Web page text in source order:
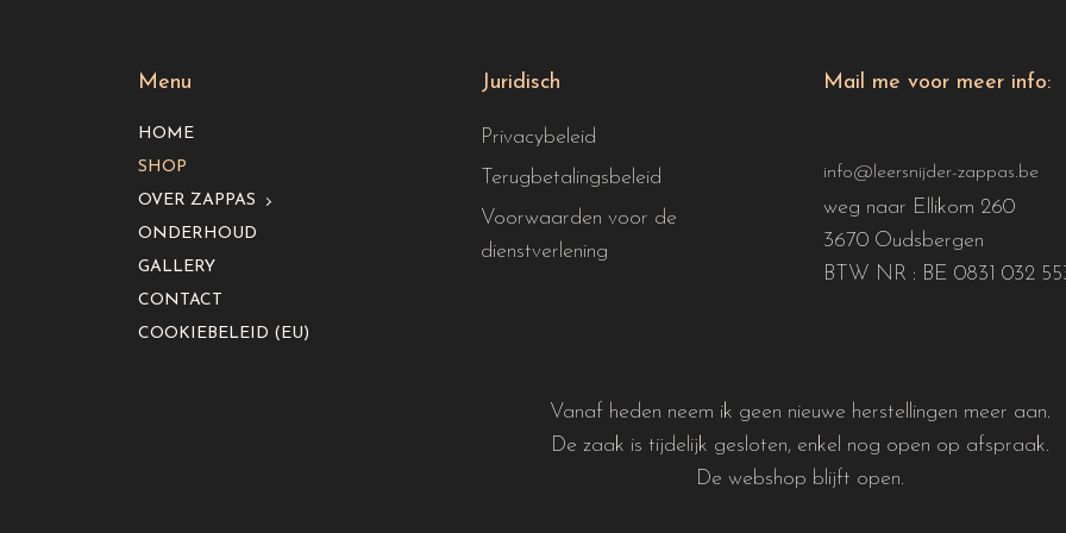
Menu
HOME
SHOP
OVER ZAPPAS
ONDERHOUD
GALLERY
CONTACT
COOKIEBELEID (EU)
Juridisch
Privacybeleid
Terugbetalingsbeleid
Voorwaarden voor de
dienstverlening
Mail me voor meer info:
info@leersnijder-zappas.be
weg naar Ellikom 260
3670 Oudsbergen
BTW NR : BE 0831 032
Vanaf heden neem ik geen nieuwe herstellingen meer aan.
De zaak is tijdelijk gesloten, enkel nog open op afspraak.
De webshop blijft open.